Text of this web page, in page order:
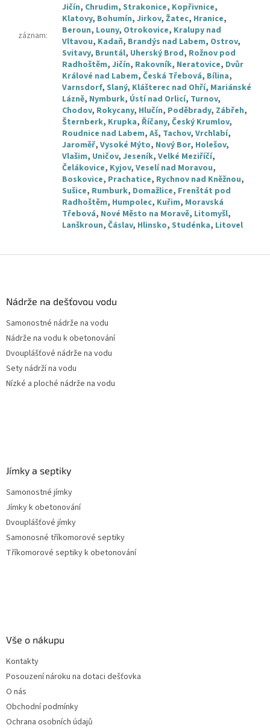
záznam:
Jičín, Chrudim, Strakonice, Kopřivnice,
Klatovy, Bohumín, Jirkov, Žatec, Hranice,
Beroun, Louny, Otrokovice, Kralupy nad
Vltavou, Kadaň, Brandýs nad Labem, Ostrov,
Svitavy, Bruntál, Uherský Brod, Rožnov pod
Radhoštěm, Jičín, Rakovník, Neratovice, Dvůr
Králové nad Labem, Česká Třebová, Bílina,
Varnsdorf, Slaný, Klášterec nad Ohří, Mariánské
Lázně, Nymburk, Ústí nad Orlicí, Turnov,
Chodov, Rokycany, Hlučín, Poděbrady, Zábřeh,
Šternberk, Krupka, Říčany, Český Krumlov,
Roudnice nad Labem, Aš, Tachov, Vrchlabí,
Jaroměř, Vysoké Mýto, Nový Bor, Holešov,
Vlašim, Uničov, Jeseník, Velké Meziříčí,
Čelákovice, Kyjov, Veselí nad Moravou,
Boskovice, Prachatice, Rychnov nad Kněžnou,
Sušice, Rumburk, Domažlice, Frenštát pod
Radhoštěm, Humpolec, Kuřim, Moravská
Třebová, Nové Město na Moravě, Litomyšl,
Lanškroun, Čáslav, Hlinsko, Studénka, Litovel
Nádrže na dešťovou vodu
Samonostné nádrže na vodu
Nádrže na vodu k obetonování
Dvouplášťové nádrže na vodu
Sety nádrží na vodu
Nízké a ploché nádrže na vodu
Jímky a septiky
Samonostné jímky
Jímky k obetonování
Dvouplášťové jímky
Samonosné tříkomorové septiky
Tříkomorové septiky k obetonování
Vše o nákupu
Kontakty
Posouzení nároku na dotaci dešťovka
O nás
Obchodní podmínky
Ochrana osobních údajů